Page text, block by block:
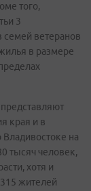
того,
3
семей ветеранов
в размере
края и в
Владивостоке на
тысяч человек,
хотя и
жителей